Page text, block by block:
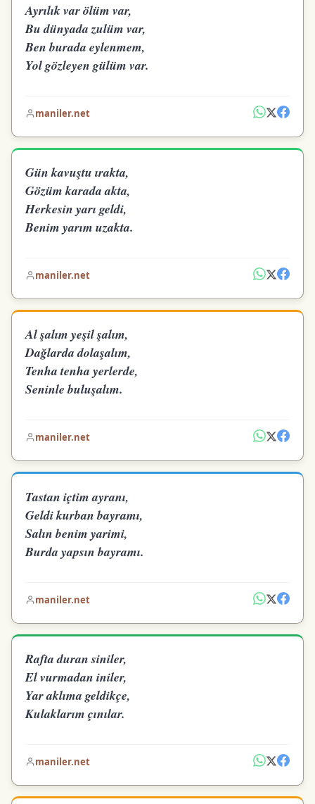
Ayrılık var ölüm var,
Bu dünyada zulüm var,
Ben burada eylenmem,
Yol gözleyen gülüm var.
maniler.net
Gün kavuştu ırakta,
Gözüm karada akta,
Herkesin yarı geldi,
Benim yarım uzakta.
maniler.net
Al şalım yeşil şalım,
Dağlarda dolaşalım,
Tenha tenha yerlerde,
Seninle buluşalım.
maniler.net
Tastan içtim ayranı,
Geldi kurban bayramı,
Salın benim yarimi,
Burda yapsın bayramı.
maniler.net
Rafta duran siniler,
El vurmadan iniler,
Yar aklıma geldikçe,
Kulaklarım çınılar.
maniler.net